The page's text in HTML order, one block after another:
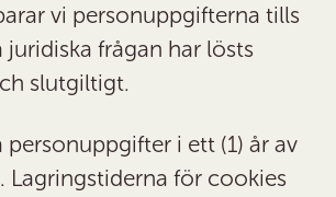
vi personuppgifterna tills
juridiska frågan har lösts
slutgiltigt.
personuppgifter i ett (1) år av
Lagringstiderna för cookies